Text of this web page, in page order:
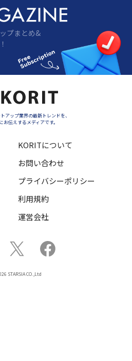
プまとめ&
アップ業界の最新トレンドを、
お伝えするメディアです。
KORITについて
お問い合わせ
プライバシーポリシー
利用規約
運営会社
STARSIA CO.,Ltd